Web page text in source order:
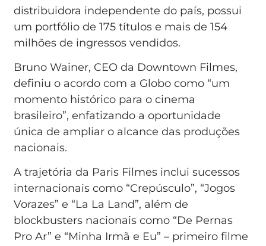
distribuidora independente do país, possui
um portfólio de 175 títulos e mais de 154
milhões de ingressos vendidos.
Bruno Wainer, CEO da Downtown Filmes,
definiu o acordo com a Globo como “um
momento histórico para o cinema
brasileiro”, enfatizando a oportunidade
única de ampliar o alcance das produções
nacionais.
A trajetória da Paris Filmes inclui sucessos
internacionais como “Crepúsculo”, “Jogos
Vorazes” e “La La Land”, além de
blockbusters nacionais como “De Pernas
Pro Ar” e “Minha Irmã e Eu” – primeiro filme